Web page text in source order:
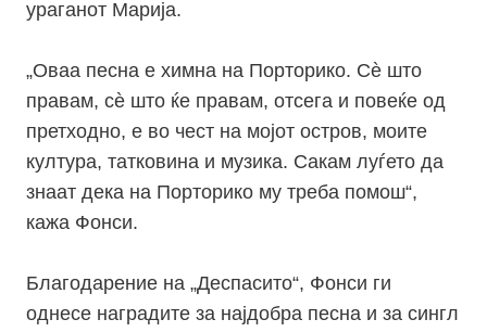
ураганот Марија.
„Оваа песна е химна на Порторико. Сѐ што
правам, сѐ што ќе правам, отсега и повеќе од
претходно, е во чест на мојот остров, моите
култура, татковина и музика. Сакам луѓето да
знаат дека на Порторико му треба помош“,
кажа Фонси.
Благодарение на „Деспасито“, Фонси ги
однесе наградите за најдобра песна и за сингл